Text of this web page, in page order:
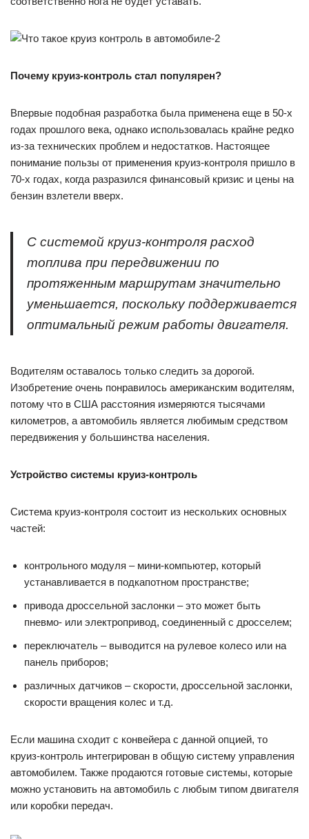
Почему круиз-контроль стал популярен?
Впервые подобная разработка была применена еще в 50-х
годах прошлого века, однако использовалась крайне редко
из-за технических проблем и недостатков. Настоящее
понимание пользы от применения круиз-контроля пришло в
70-х годах, когда разразился финансовый кризис и цены на
бензин взлетели вверх.
С системой круиз-контроля расход
топлива при передвижении по
протяженным маршрутам значительно
уменьшается, поскольку поддерживается
оптимальный режим работы двигателя.
Водителям оставалось только следить за дорогой.
Изобретение очень понравилось американским водителям,
потому что в США расстояния измеряются тысячами
километров, а автомобиль является любимым средством
передвижения у большинства населения.
Устройство системы круиз-контроль
Система круиз-контроля состоит из нескольких основных
частей:
контрольного модуля – мини-компьютер, который
устанавливается в подкапотном пространстве;
привода дроссельной заслонки – это может быть
пневмо- или электропривод, соединенный с дросселем;
переключатель – выводится на рулевое колесо или на
панель приборов;
различных датчиков – скорости, дроссельной заслонки,
скорости вращения колес и т.д.
Если машина сходит с конвейера с данной опцией, то
круиз-контроль интегрирован в общую систему управления
автомобилем. Также продаются готовые системы, которые
можно установить на автомобиль с любым типом двигателя
или коробки передач.